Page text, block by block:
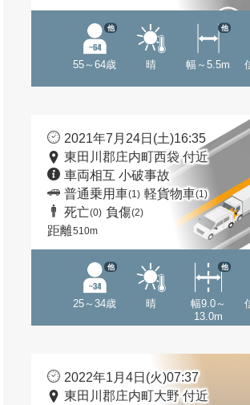
55～64歳
他
晴 幅～5.5m
他
2021年7月24日(土)16:35
東田川郡庄内町西袋 付近
車両相互 小破事故
普通乗用車(1) 軽貨物車(1)
死亡(0) 負傷(2)
距離510m
25～34歳
他
晴
幅9.0～
13.0m
他
2022年1月4日(火)07:37
東田川郡庄内町大野 付近